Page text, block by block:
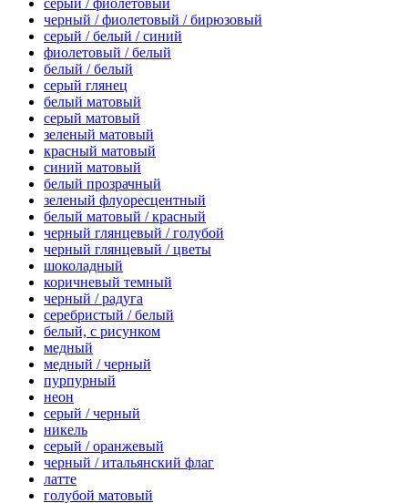
серый / фиолетовый
черный / фиолетовый / бирюзовый
серый / белый / синий
фиолетовый / белый
белый / белый
серый глянец
белый матовый
серый матовый
зеленый матовый
красный матовый
синий матовый
белый прозрачный
зеленый флуоресцентный
белый матовый / красный
черный глянцевый / голубой
черный глянцевый / цветы
шоколадный
коричневый темный
черный / радуга
серебристый / белый
белый, с рисунком
медный
медный / черный
пурпурный
неон
серый / черный
никель
серый / оранжевый
черный / итальянский флаг
латте
голубой матовый